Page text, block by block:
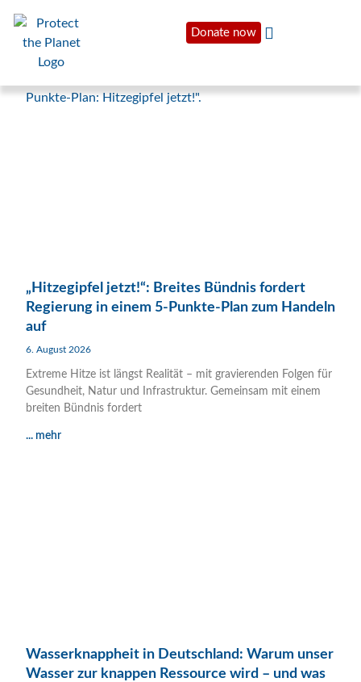
Donate now
„Hitzegipfel jetzt!“: Breites Bündnis fordert
Regierung in einem 5-Punkte-Plan zum Handeln
auf
6. August 2026
Extreme Hitze ist längst Realität – mit gravierenden Folgen für
Gesundheit, Natur und Infrastruktur. Gemeinsam mit einem
breiten Bündnis fordert
... mehr
Wasserknappheit in Deutschland: Warum unser
Wasser zur knappen Ressource wird – und was